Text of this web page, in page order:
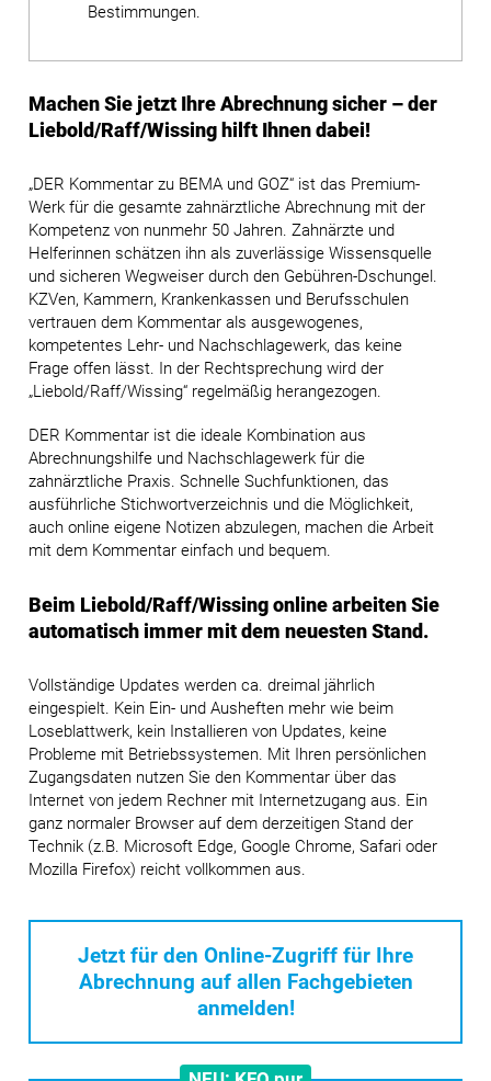
Bestimmungen.
Machen Sie jetzt Ihre Abrechnung sicher – der
Liebold/Raff/Wissing hilft Ihnen dabei!
„DER Kommentar zu BEMA und GOZ“ ist das Premium-
Werk für die gesamte zahnärztliche Abrechnung mit der
Kompetenz von nunmehr 50 Jahren. Zahnärzte und
Helferinnen schätzen ihn als zuverlässige Wissensquelle
und sicheren Wegweiser durch den Gebühren-Dschungel.
KZVen, Kammern, Krankenkassen und Berufsschulen
vertrauen dem Kommentar als ausgewogenes,
kompetentes Lehr- und Nachschlagewerk, das keine
Frage offen lässt. In der Rechtsprechung wird der
„Liebold/Raff/Wissing“ regelmäßig herangezogen.
DER Kommentar ist die ideale Kombination aus
Abrechnungshilfe und Nachschlagewerk für die
zahnärztliche Praxis. Schnelle Suchfunktionen, das
ausführliche Stichwortverzeichnis und die Möglichkeit,
auch online eigene Notizen abzulegen, machen die Arbeit
mit dem Kommentar einfach und bequem.
Beim Liebold/Raff/Wissing online arbeiten Sie
automatisch immer mit dem neuesten Stand.
Vollständige Updates werden ca. dreimal jährlich
eingespielt. Kein Ein- und Ausheften mehr wie beim
Loseblattwerk, kein Installieren von Updates, keine
Probleme mit Betriebssystemen. Mit Ihren persönlichen
Zugangsdaten nutzen Sie den Kommentar über das
Internet von jedem Rechner mit Internetzugang aus. Ein
ganz normaler Browser auf dem derzeitigen Stand der
Technik (z.B. Microsoft Edge, Google Chrome, Safari oder
Mozilla Firefox) reicht vollkommen aus.
Jetzt für den Online-Zugriff für Ihre
Abrechnung auf allen Fachgebieten
anmelden!